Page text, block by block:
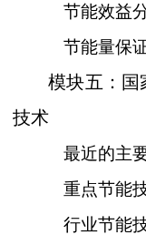
节能效益
节能量保
模块五：国
技术
最近的主
重点节能
行业节能